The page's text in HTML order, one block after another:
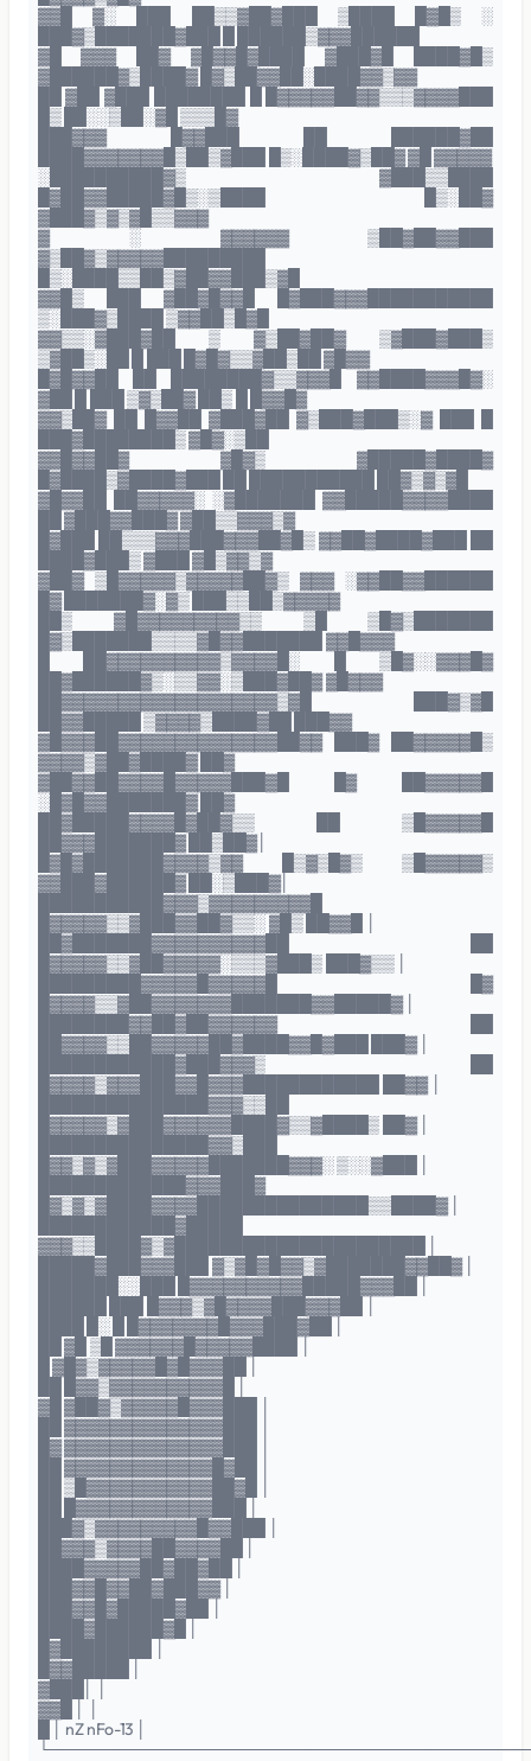
▓▓█ ▓░ ███ ██▒▒▓██▓███ ▒████ █▓█▒ ░
███▓▒███████▓███ █ ██████▒▓▓▓██████
▓█ ▓▓▓ ██▓ ▓█▓▓█▓████ ▓███▓█ ████▓█▒
▓██████▓▒████▓ █▓▒██▓▓██░████▓▓▒▓▓
██ ▓██ ▓███ ████████ █ █▓▓▓▓▓██▓▓▒▒▒▓▓▓▓███
█▒ ██░░▒██░▓█ ▒▒▒█▓
███▓▓▓ █▓▓███ ██ ██████▓██
████▓▓▓▓▓▓▓█▒██▒▓███ █▒░████▓▒██▓ ▓█ ▓▓▓▓▓
░██████████▓▒ ▓███▒▒████
█▓██▓▓█████▓█▒░▒████ █▒░██▓
▓███▓▒▓▒▓█▒▒▓▓▓
▓ ░ ▓▓▓▓▓▓ ▒██▓██▓▓███
▓▒██▓▒▓▓▓▓▓█████████
█▒░████▒▒██▒▓██▓▓███▒▓█
▓▓█▒ ███ ▓██▓█▓▓█ █▓███▓▓▓███████████
▒░███▓▒████ ▒▓▓██▒█▓█
▓▓▒▒░▓███▓██ ▒ ▓▒██▓██▓ ▒▓███▓███▒
▒▓██▒░██ █ ███ █▓█▓▒▒▓██▒██ ▓█▓▓
█▓█▓▓██ ██ ████████▓▒▒▓▓▓█ ▓▓████▓▓▓█▓░
▓██ █ ███ ▒▓▒██▓ ██▒ █ █▓▓█▓
▓▓▒██▓ ██ █▓▓██ ▓███▓██ ▓▒███▓███▒░▓ ███ █
███▓████████▒ ▓█▓░▒██
▓▓█▓▓██▓ ▓█▓▒ ▓█████▓████▓
█▓████▒▓████▓███ ██ ███████████ ██▓▒▓▒▓█
▓█▓▓██ ██▓▓▓▓▓░ ░▓███████ ▓▓█████▓▓▓▓████
██ ▓███▓▓███▓ ▓██▒▒▓▓▓▒▓
█▓███ ██▒▒▒▓▓▓███▓▓▓██▓█▒ ▓▓██▓████▓███ ██
████▓███▒ ▓███ ▓█▒▓▓▒▓
▓██▓ ▒█▓▓▓▓▓▒▓▓▓▓▓██▓▒ ▓▓▓ ░▓▓██▓▓██████
█▓ ███████▓░▓▒ ███▒▒██▒▓▓▓▓▓
██▒ ▓█▓▓▓▓▓▓▓▓▓▒▒ ▒█ ▒█▓▒███████
█▓▒███████▒▒▒▒▓█▓▓███████ ▓▓█▓▓▓
█ ██▓▓▓▓▓▓▓▓▓▓▒▓▓▓▓█░ █ ▒█▓░░▓▓▓█▓
██▓██████▓▒░▒▒▓▓░▒███▓██▓ ▓█▓▓▓
██▓▓▓▓▓▓▓▓▓▓▓▓▓▓▓▓▓▓▓▒▓█ ███▓▒▓█
██▓▓█████ ▒▓▓▓▓▒████▓██ ███▓▓
▓█▓▓▓██▓▓▓▓▓▓▓▓▓▓▓▓▓▓██▓▓ ███▓ ██▓▓▓▓▓█▒
▓▓▓▓▒▓██▓████▓ ██▓
▓██▓▓██▓▓▓▓█▓▓▓▓▓███▓█ █▓ ██▓▓▓▓▓█
░█▓█▓▓███████▓ ██▓
██▓█████▓▓▓▓█▓██▓▒▒ ██ ▒█▓▓▓▓▓█
██▓▓▓███████▓ ██▒██▓│
█▓█▓███████▓▓▓▓▒▓▓ █▒▓▒█▓▒ ▒█▓▓▓▓▓▒
▓▓███▓██████▓ ██░▒███▓│
███████████▓▓▓▒▓▓▓▓▓▓▓▓▓█
█▓▓▓▓▓▒▒▓███▓▓██▓▒▒░ ▓█▒ ██▓▓█ │
██▓███████▓▓▓▓▓▓▓▓▓▓██ ██
█▓▓▓▓▓▒▒▓██▓▓▓▓▓░▒▒▒▓███▒ ███▓▒▒ │
█████████▓▓▓▓▓█▓▓▓▓▓█ █▓
█▓▓▓▓▒▒▓██▓▓▓▓▓▓▓███████▓▓█████▓ │
████████▓▓██▓██▓▓▓▓▓▓ ██
██▓▓▓▓▒▒██▓▓▓▓▓██▓████▓▓█▓███ ███▓ │
████████████▓███▓▓▓▒ ██
█▓▓▓▓▒▓▓▓███▓▓█▓▓▓████████████ ██▓▓ │
███████████████▓▓▓▒▒██
█▓▓▓▓▓▒▓███▓▓▓▓▓▓████▓▒▒▓████▒ ██▓ │
███████████████▓▓▒███
█▓▓▒▓▒▓███▓▓▓▓▓███████▓▓▓░ ▒░░▓███ │
█████████████▓▓▓███▓
█▓▒▓▒▓████▓▓▓▓███████████████▒▒████▓ │
████████████▓█████
▓▓▓▒▒████▓▒▓██████████████████████ │
█████▓███▓▓▓███ ▓▒▓█▓█▓▓▒▓███████▓▓██▓ │
███████░░███ █▓▓▓▓▓▓▓▓▓▓█████▓▓▓██ │
██████ ███ █▓▓▓▒▓█▓▓▓▓███▓▓▓██ │
████ █░ █ █▓▓▓▓▓▓▓█▓▓▓███▓██ │
██ ▓█ ▒█ ▓▓▓▓▓▓█▓▓▓▓▓████ │
█ ▓█▓▒▓▓▓▓▓█▓█▓▓▓██ │
██ █▓▓▒▓▓▓▓▓▓▓▓▓▓█ │
▓█ ▓██▓▒▓▓▓▓▓█▓▓▓███ │
██ ▓▓▓▓▓▓▓▓▓▓▓▓▓▓███ │
█▓ ▓▓▓▓▓▓▓▓▓▓▓▓▓▓███ │
██ ▓▓▓▓▓▓▓▓▓▓▓▓▓█▓██ │
██ ▒█▓▓▓▓▓▓▓▓▓▓▓██▓█ │
██ █▓▓▓▓▓▓▓▓▓▓▓▓███ │
███▓▒▓▓▓▓▓▓▓▓▓█▓▓███ │
██▓▓▓▒▓▓▓▓██▓▓▓▓██ │
████▓▓▓▓▓██▓██▓██ │
███▓▓█▓▓██▓███▓▓ │
███▓▓█▓█████▓██ │
████▓██████▓█ │
█▓████████ │
█▓▓█████ │
▓███│ │
▓▓█ │ │
█ │ nZ nFo-13 │